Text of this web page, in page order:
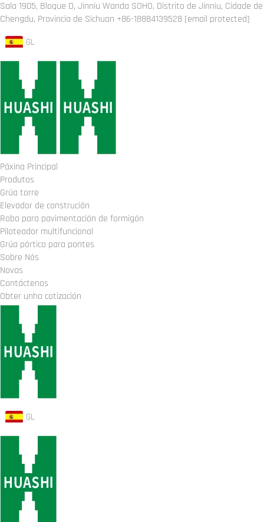
Sala 1905, Bloque D, Jinniu Wanda SOHO, Distrito de Jinniu, Cidade de
Chengdu, Provincia de Sichuan +86-18884139528 [email protected]
GL
Páxina Principal
Produtos
Grúa torre
Elevador de construción
Robo para pavimentación de formigón
Piloteador multifuncional
Grúa pórtico para pontes
Sobre Nós
Novas
Contáctenos
Obter unha cotización
GL